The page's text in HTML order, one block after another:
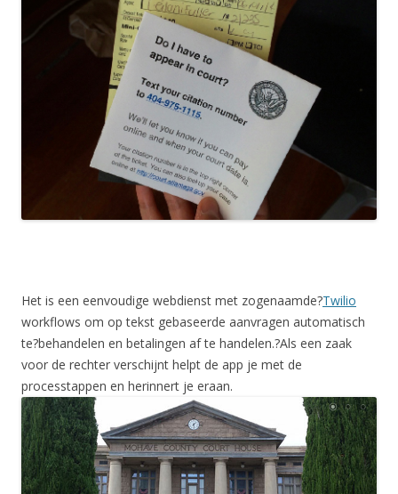
Het is een eenvoudige webdienst met zogenaamde?Twilio
workflows om op tekst gebaseerde aanvragen automatisch
te?behandelen en betalingen af te handelen.?Als een zaak
voor de rechter verschijnt helpt de app je met de
processtappen en herinnert je eraan.